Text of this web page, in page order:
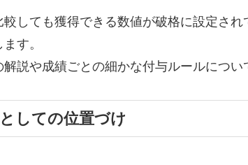
しても獲得できる数値が破格に設定さ
す。
説や成績ごとの細かな付与ルールについ
しての位置づけ